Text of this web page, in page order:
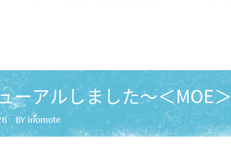
ーアルしました～＜MOE＞
BY iriomote